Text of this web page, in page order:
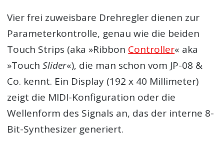
Vier frei zuweisbare Drehregler dienen zur
Parameterkontrolle, genau wie die beiden
Touch Strips (aka »Ribbon Controller« aka
»TouchSlider«), die man schon vom JP-08 &
Co. kennt. Ein Display (192 x 40 Millimeter)
zeigt die MIDI-Konfiguration oder die
Wellenform des Signals an, das der interne 8-
Bit-Synthesizer generiert.